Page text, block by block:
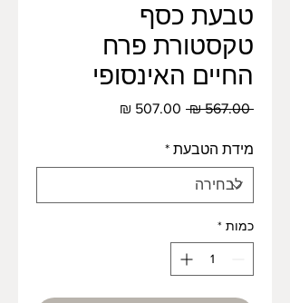
טבעת כסף
טקסטורת פרח
החיים האינסופי
‏567.00 ‏₪
מחיר
מידת הטבעת *
כמות *